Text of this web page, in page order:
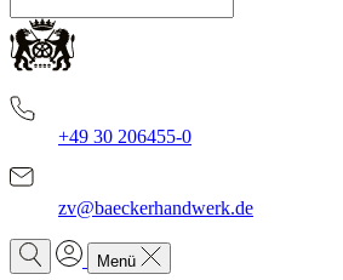
+49 30 206455-0
zv@baeckerhandwerk.de
Menü